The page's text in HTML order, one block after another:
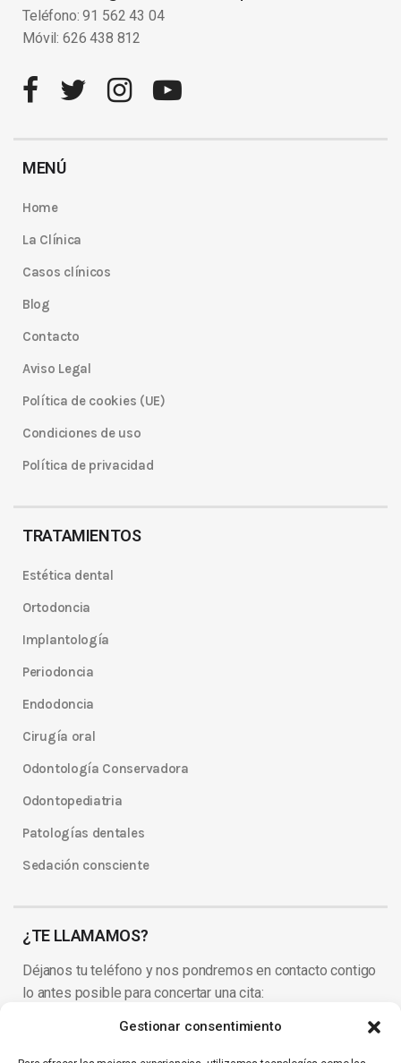
Gestionar consentimiento
Teléfono: 91 562 43 04
Móvil: 626 438 812
MENÚ
Home
La Clínica
Casos clínicos
Blog
Contacto
Aviso Legal
Política de cookies (UE)
Condiciones de uso
Política de privacidad
TRATAMIENTOS
Estética dental
Ortodoncia
Implantología
Periodoncia
Endodoncia
Cirugía oral
Odontología Conservadora
Odontopediatria
Patologías dentales
Sedación consciente
¿TE LLAMAMOS?
Déjanos tu teléfono y nos pondremos en contacto contigo
lo antes posible para concertar una cita: